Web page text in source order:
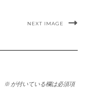
NEXT IMAGE
※ が付いている欄は必須項